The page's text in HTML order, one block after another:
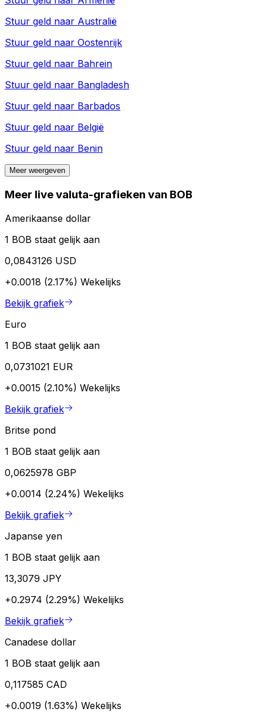
Stuur geld naar Australië
Stuur geld naar Oostenrijk
Stuur geld naar Bahrein
Stuur geld naar Bangladesh
Stuur geld naar Barbados
Stuur geld naar België
Stuur geld naar Benin
Meer weergeven
Meer live valuta-grafieken van BOB
Amerikaanse dollar
1 BOB staat gelijk aan
0,0843126 USD
+0.0018 (2.17%) Wekelijks
Bekijk grafiek
Euro
1 BOB staat gelijk aan
0,0731021 EUR
+0.0015 (2.10%) Wekelijks
Bekijk grafiek
Britse pond
1 BOB staat gelijk aan
0,0625978 GBP
+0.0014 (2.24%) Wekelijks
Bekijk grafiek
Japanse yen
1 BOB staat gelijk aan
13,3079 JPY
+0.2974 (2.29%) Wekelijks
Bekijk grafiek
Canadese dollar
1 BOB staat gelijk aan
0,117585 CAD
+0.0019 (1.63%) Wekelijks